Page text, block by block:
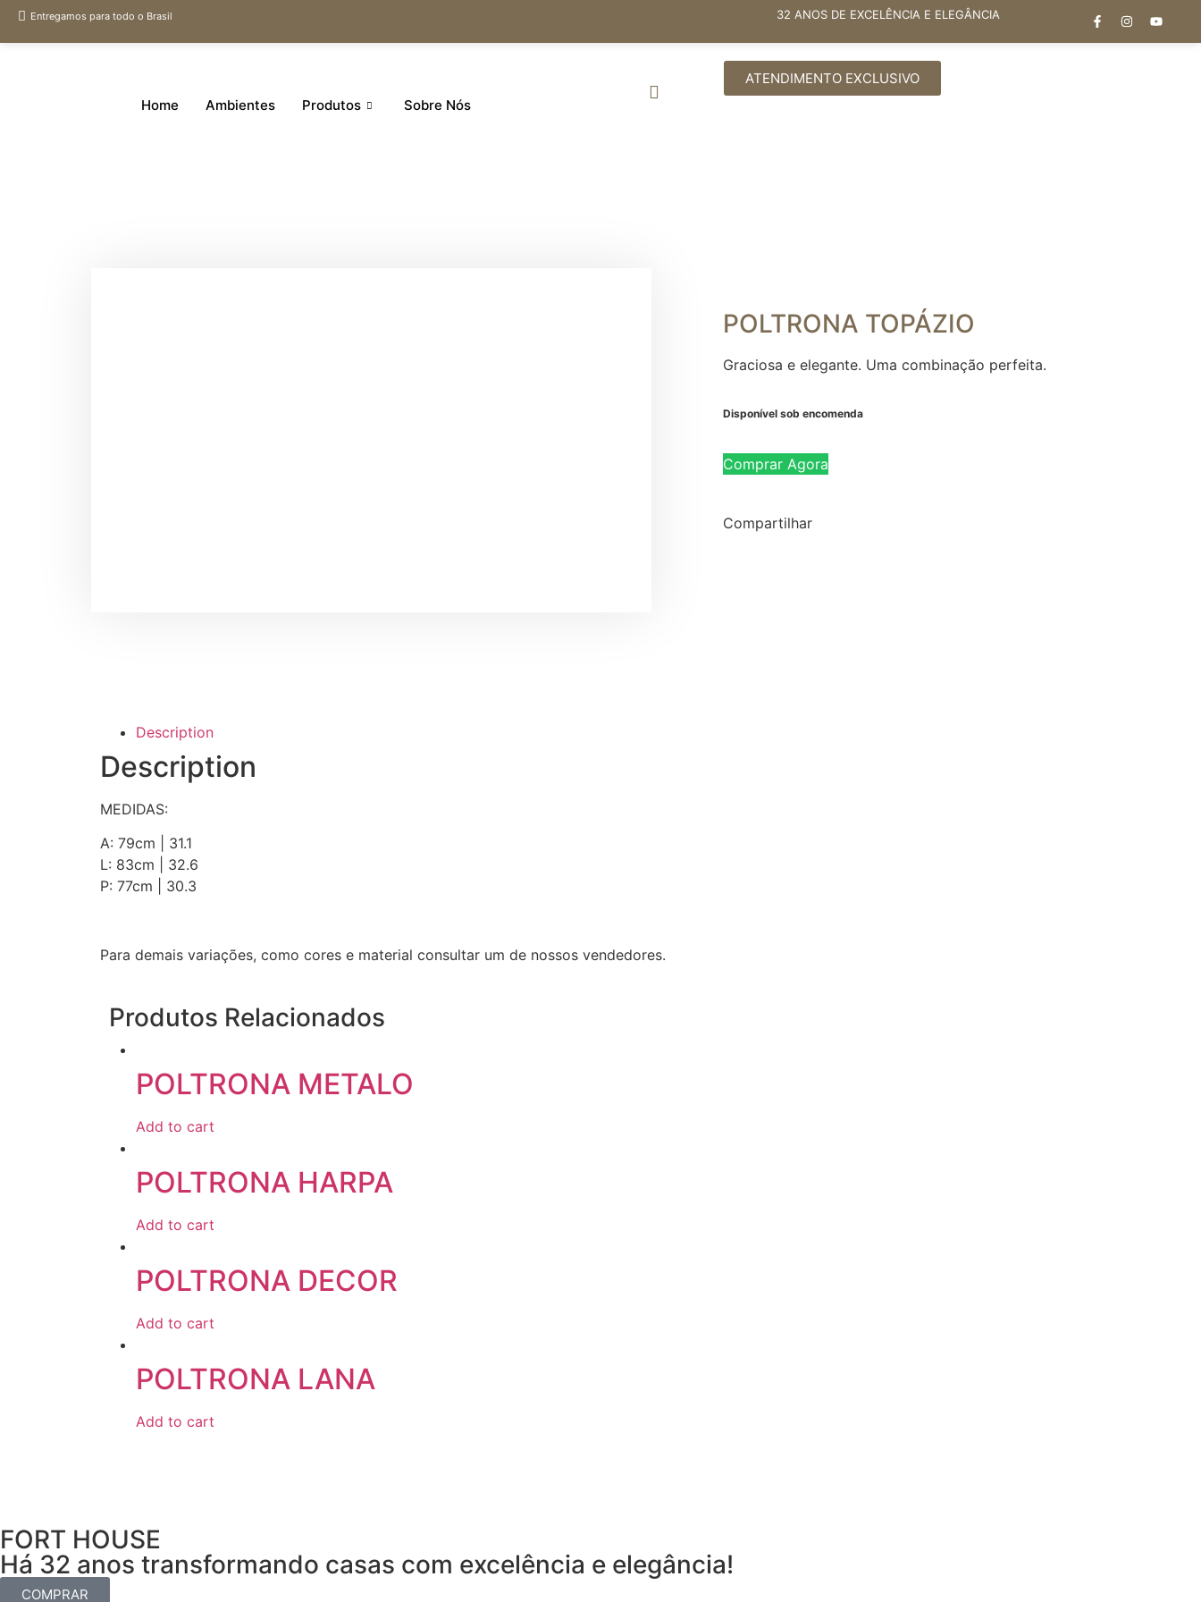
Entregamos para todo o Brasil 32 ANOS DE EXCELÊNCIA E ELEGÂNCIA
Home Ambientes Produtos Sobre Nós
ATENDIMENTO EXCLUSIVO
POLTRONA TOPÁZIO
Graciosa e elegante. Uma combinação perfeita.
Disponível sob encomenda
Comprar Agora
Compartilhar
Description
Description
MEDIDAS:
A: 79cm | 31.1
L: 83cm | 32.6
P: 77cm | 30.3
Para demais variações, como cores e material consultar um de nossos vendedores.
Produtos Relacionados
POLTRONA METALO
Add to cart
POLTRONA HARPA
Add to cart
POLTRONA DECOR
Add to cart
POLTRONA LANA
Add to cart
FORT HOUSE
Há 32 anos transformando casas com excelência e elegância!
COMPRAR